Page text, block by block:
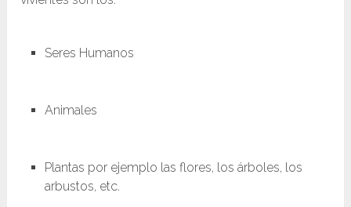
Seres Humanos
Animales
Plantas por ejemplo las flores, los árboles, los
arbustos, etc.